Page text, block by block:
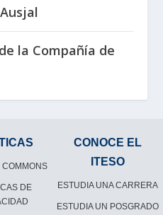
la Compañía de
COMMONS
DE
CONOCE EL
ITESO
ESTUDIA UNA CARRERA
ESTUDIA UN POSGRADO